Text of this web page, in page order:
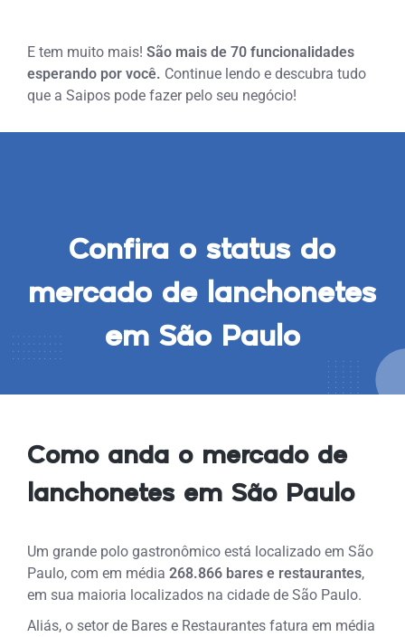
E tem muito mais!São mais de 70 funcionalidades
esperando por você. Continue lendo e descubra tudo
que a Saipos pode fazer pelo seu negócio!
Confira o status do
mercado de lanchonetes
em São Paulo
Como anda o mercado de
lanchonetes em São Paulo
Um grande polo gastronômico está localizado em São
Paulo, com em média268.866 bares e restaurantes,
em sua maioria localizados na cidade de São Paulo.
Aliás, o setor de Bares e Restaurantes fatura em média